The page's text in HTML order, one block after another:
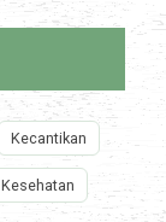
Kecantikan
Kesehatan